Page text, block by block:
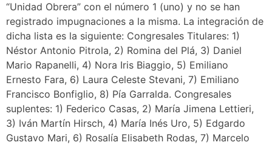
“Unidad Obrera” con el número 1 (uno) y no se han
registrado impugnaciones a la misma. La integración de
dicha lista es la siguiente: Congresales Titulares: 1)
Néstor Antonio Pitrola, 2) Romina del Plá, 3) Daniel
Mario Rapanelli, 4) Nora Iris Biaggio, 5) Emiliano
Ernesto Fara, 6) Laura Celeste Stevani, 7) Emiliano
Francisco Bonfiglio, 8) Pía Garralda. Congresales
suplentes: 1) Federico Casas, 2) María Jimena Lettieri,
3) Iván Martín Hirsch, 4) María Inés Uro, 5) Edgardo
Gustavo Mari, 6) Rosalía Elisabeth Rodas, 7) Marcelo